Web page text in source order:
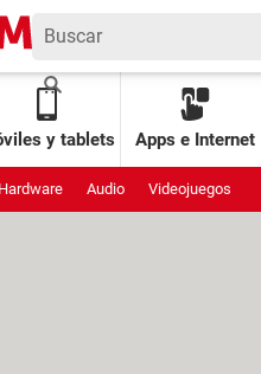
y tablets Apps e Internet
Hardware Audio Videojuegos